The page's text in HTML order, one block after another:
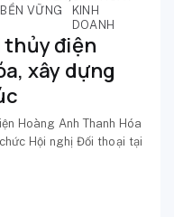
BỀN VỮNG
KINH
DOANH
thủy điện
xây dựng
Hoàng Anh Thanh Hóa
Hội nghị Đối thoại tại